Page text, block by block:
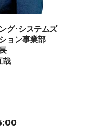
グ･システムズ
ョン事業部